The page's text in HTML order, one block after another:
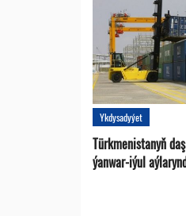
Ykdysadyýet
Türkmenistanyň
ýanwar-iýul